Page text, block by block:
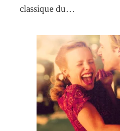
classique du…